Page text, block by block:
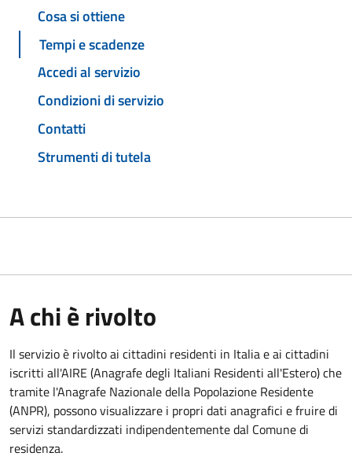
Cosa si ottiene
Tempi e scadenze
Accedi al servizio
Condizioni di servizio
Contatti
Strumenti di tutela
A chi è rivolto
Il servizio è rivolto ai cittadini residenti in Italia e ai cittadini
iscritti all'AIRE (Anagrafe degli Italiani Residenti all'Estero) che
tramite l'Anagrafe Nazionale della Popolazione Residente
(ANPR), possono visualizzare i propri dati anagrafici e fruire di
servizi standardizzati indipendentemente dal Comune di
residenza.